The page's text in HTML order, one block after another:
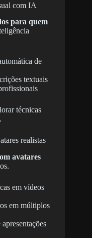
com IA
para quem
de
textuais
técnicas
realistas
avatares
em vídeos
em múltiplos